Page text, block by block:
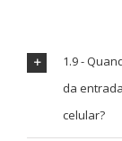
1.9 -
da
celular?